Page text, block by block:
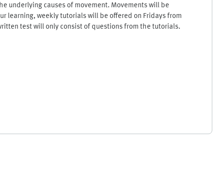
underlying causes of movement. Movements will be
learning, weekly tutorials will be offered on Fridays from
test will only consist of questions from the tutorials.